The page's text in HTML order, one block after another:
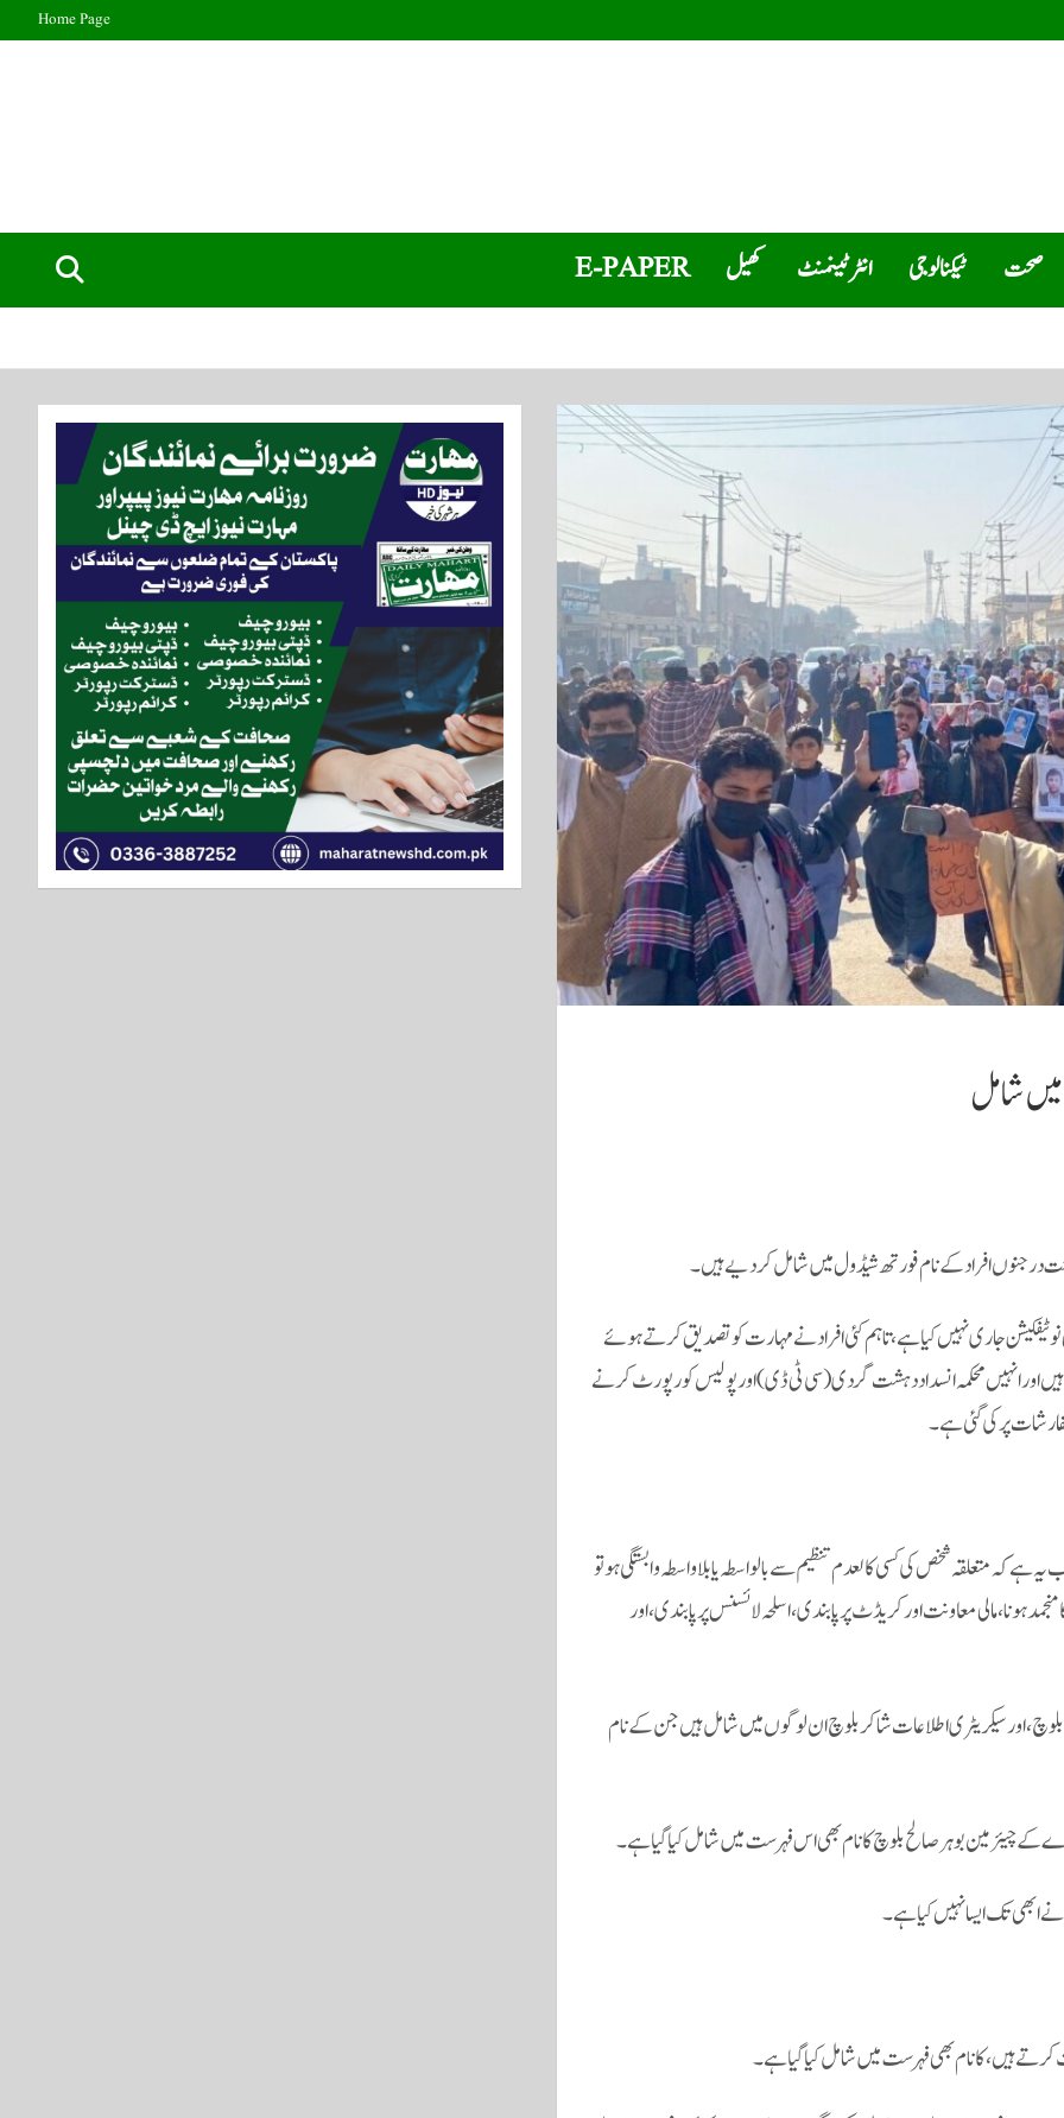
Home Page
صحت ٹیکنالوجی انٹرٹینمنٹ کھیل E-PAPER
شامل
افراد کے نام فورتھ شیڈول میں شامل کر دیے ہیں۔
جاری نہیں کیا ہے، تاہم کئی افراد نے مہارت کو تصدیق کرتے ہوئے
اور انہیں محکمہ انسداد دہشت گردی (سی ٹی ڈی) اور پولیس کو رپورٹ کرنے
پر کی گئی ہے۔
متعلقہ شخص کی کسی کالعدم تنظیم سے بالواسطہ یا بلاواسطہ وابستگی ہو تو
ہونا، مالی معاونت اور کریڈٹ پر پابندی، اسلحہ لائسنس پر پابندی، اور
اور سیکریٹری اطلاعات شاکر بلوچ ان لوگوں میں شامل ہیں جن کے نام
چیئرمین بوہر صالح بلوچ کا نام بھی اس فہرست میں شامل کیا گیا ہے۔
ابھی تک ایسا نہیں کیا ہے۔
کرتے ہیں، کا نام بھی فہرست میں شامل کیا گیا ہے۔